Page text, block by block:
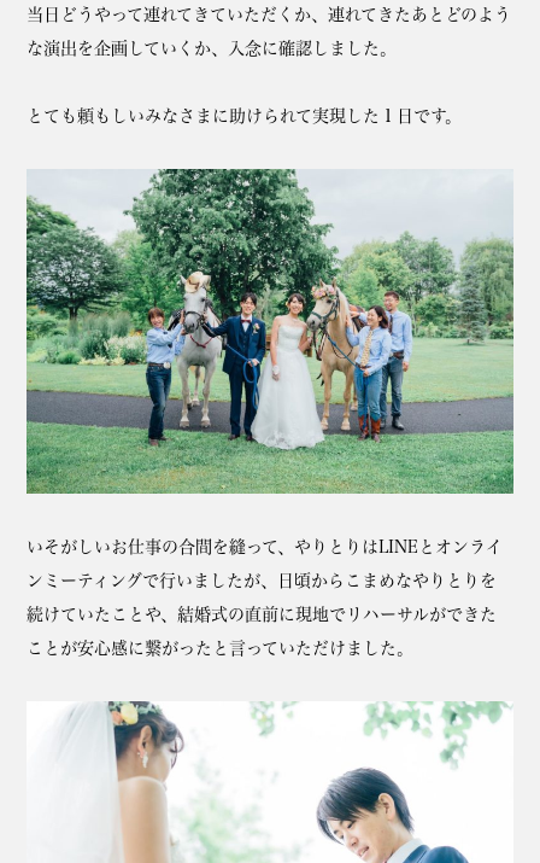
当日どうやって連れてきていただくか、連れてきたあとどのよう
な演出を企画していくか、入念に確認しました。
とても頼もしいみなさまに助けられて実現した１日です。
いそがしいお仕事の合間を縫って、やりとりはLINEとオンライ
ンミーティングで行いましたが、日頃からこまめなやりとりを
続けていたことや、結婚式の直前に現地でリハーサルができた
ことが安心感に繋がったと言っていただけました。